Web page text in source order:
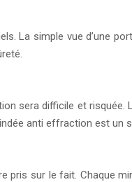
La simple vue d’une
sera difficile et risquée.
anti effraction est un
pris sur le fait. Chaque